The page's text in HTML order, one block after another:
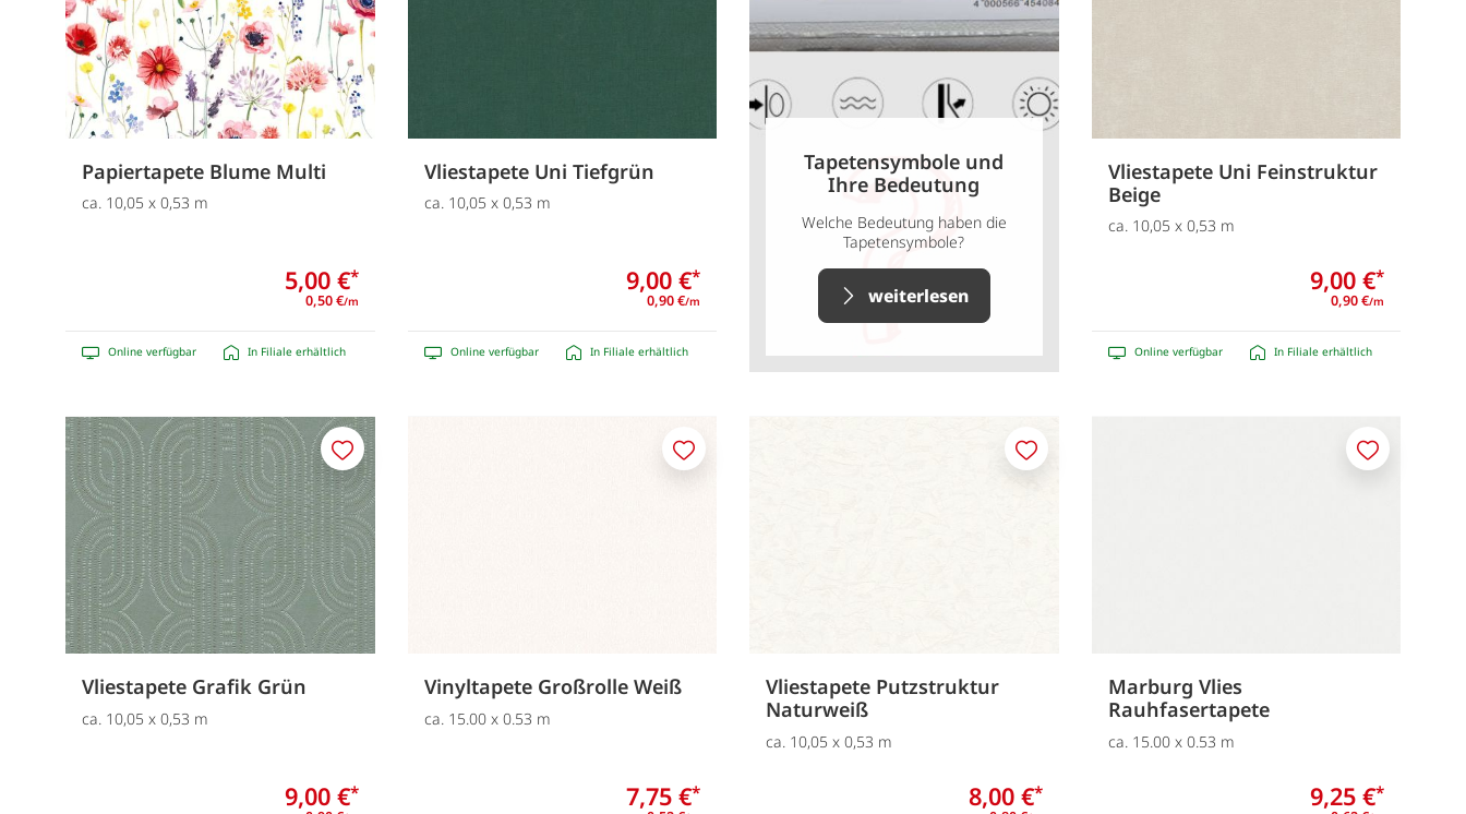
Papiertapete Blume Multi
ca. 10,05 x 0,53 m
5,00 €*
0,50 €/m
Online verfügbar In Filiale erhältlich
Vliestapete Uni Tiefgrün
ca. 10,05 x 0,53 m
9,00 €*
0,90 €/m
Online verfügbar In Filiale erhältlich
Tapetensymbole und
Ihre Bedeutung
Welche Bedeutung haben die
Tapetensymbole?
weiterlesen
Vliestapete Uni Feinstruktur
Beige
ca. 10,05 x 0,53 m
9,00 €*
0,90 €/m
Online verfügbar In Filiale erhältlich
Vliestapete Grafik Grün
ca. 10,05 x 0,53 m
9,00 €*
Merken
Vinyltapete Großrolle Weiß
ca. 15.00 x 0.53 m
7,75 €*
Merken
Vliestapete Putzstruktur
Naturweiß
ca. 10,05 x 0,53 m
8,00 €*
Merken
Marburg Vlies
Rauhfasertapete
ca. 15.00 x 0.53 m
9,25 €*
Merken